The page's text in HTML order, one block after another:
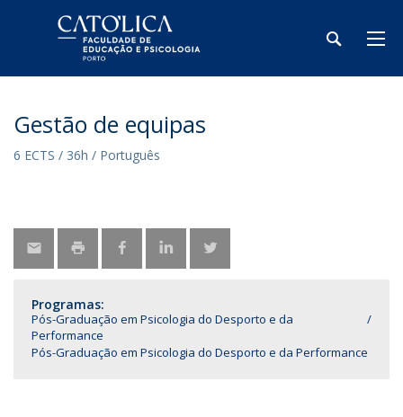
Gestão de equipas
6 ECTS / 36h / Português
Programas:
Pós-Graduação em Psicologia do Desporto e da
Performance
Pós-Graduação em Psicologia do Desporto e da Performance